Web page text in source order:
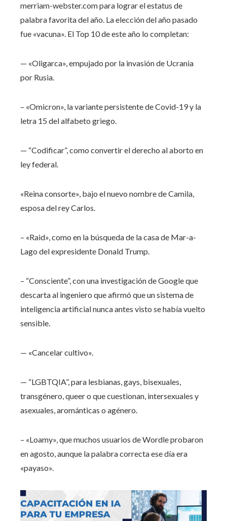
merriam-webster.com para lograr el estatus de
palabra favorita del año. La elección del año pasado
fue «vacuna». El Top 10 de este año lo completan:
— «Oligarca», empujado por la invasión de Ucrania
por Rusia.
– «Omicron», la variante persistente de Covid-19 y la
letra 15 del alfabeto griego.
— “Codificar”, como convertir el derecho al aborto en
ley federal.
«Reina consorte», bajo el nuevo nombre de Camila,
esposa del rey Carlos.
– «Raid», como en la búsqueda de la casa de Mar-a-
Lago del expresidente Donald Trump.
– “Consciente”, con una investigación de Google que
descarta al ingeniero que afirmó que un sistema de
inteligencia artificial nunca antes visto se había vuelto
sensible.
— «Cancelar cultivo».
— “LGBTQIA”, para lesbianas, gays, bisexuales,
transgénero, queer o que cuestionan, intersexuales y
asexuales, arománticas o agénero.
– «Loamy», que muchos usuarios de Wordle probaron
en agosto, aunque la palabra correcta ese día era
«payaso».